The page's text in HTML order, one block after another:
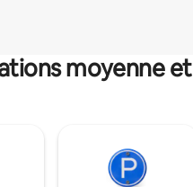
moyenne